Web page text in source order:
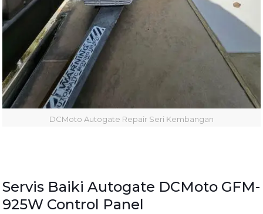
DCMoto Autogate Repair Seri Kembangan
Servis Baiki Autogate DCMoto GFM-
925W Control Panel